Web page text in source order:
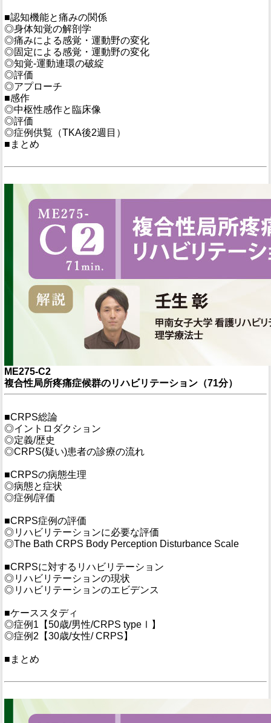
■認知機能と痛みの関係
◎身体知覚の解剖学
◎痛みによる感覚・運動野の変化
◎固定による感覚・運動野の変化
◎知覚-運動連環の破綻
◎評価
◎アプローチ
■感作
◎中枢性感作と臨床像
◎評価
◎症例供覧（TKA後2週目）
■まとめ
ME275-C2
複合性局所疼痛症候群のリハビリテーション（71分）
■CRPS総論
◎イントロダクション
◎定義/歴史
◎CRPS(疑い)患者の診療の流れ
■CRPSの病態生理
◎病態と症状
◎症例/評価
■CRPS症例の評価
◎リハビリテーションに必要な評価
◎The Bath CRPS Body Perception Disturbance Scale
■CRPSに対するリハビリテーション
◎リハビリテーションの現状
◎リハビリテーションのエビデンス
■ケーススタディ
◎症例1【50歳/男性/CRPS typeⅠ】
◎症例2【30歳/女性/ CRPS】
■まとめ